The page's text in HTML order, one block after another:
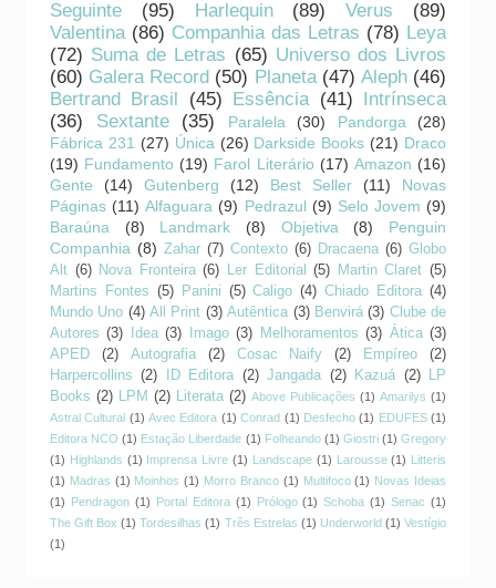
Seguinte
(95) Harlequin (89) Verus
(89)
Valentina (86) Companhia das Letras (78) Leya
(72) Suma de Letras (65) Universo dos Livros
(60) Galera Record (50) Planeta (47) Aleph (46)
Bertrand Brasil
(45) Essência (41)
Intrínseca
(36)
Sextante (35) Paralela (30) Pandorga
(28)
Fábrica 231 (27) Única (26) Darkside Books (21) Draco
(19) Fundamento (19) Farol Literário (17) Amazon (16)
Gente
(14) Gutenberg (12) Best Seller (11)
Novas
Páginas (11) Alfaguara (9) Pedrazul (9) Selo Jovem (9)
Baraúna
(8) Landmark (8) Objetiva (8)
Penguin
Companhia (8) Zahar (7) Contexto (6) Dracaena (6) Globo
Alt (6) Nova Fronteira (6) Ler Editorial (5) Martin Claret (5)
Martins Fontes (5) Panini (5) Caligo (4) Chiado Editora (4)
Mundo Uno (4) All Print (3) Autêntica (3) Benvirá (3) Clube de
Autores (3) Idea (3) Imago (3) Melhoramentos (3) Ática (3)
APED
(2) Autografia (2) Cosac Naify (2) Empíreo
(2)
Harpercollins
(2) ID Editora (2) Jangada (2) Kazuá (2)
LP
Books (2) LPM (2) Literata (2) Above Publicações (1) Amarilys (1)
Astral Cultural (1) Avec Editora (1) Conrad (1) Desfecho (1) EDUFES (1)
Editora NCO (1) Estação Liberdade (1) Folheando (1) Giostri (1) Gregory
(1) Highlands (1) Imprensa Livre (1) Landscape (1) Larousse (1)
Litteris
(1) Madras (1) Moinhos (1) Morro Branco (1) Multifoco (1) Novas Ideias
(1)
Pendragon (1) Portal Editora (1) Prólogo (1) Schoba (1) Senac (1)
The Gift Box (1) Tordesilhas (1) Três Estrelas (1) Underworld (1) Vestígio
(1)